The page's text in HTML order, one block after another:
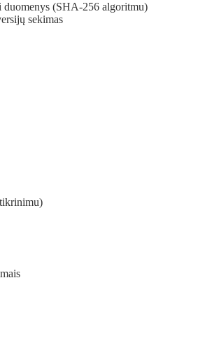
duomenys (SHA-256 algoritmu)
sekimas